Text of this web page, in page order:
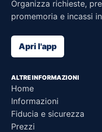
Organizza richieste,
promemoria e incassi
Apri l'app
ALTRE INFORMAZIONI
Home
Informazioni
Fiducia e sicurezza
Prezzi